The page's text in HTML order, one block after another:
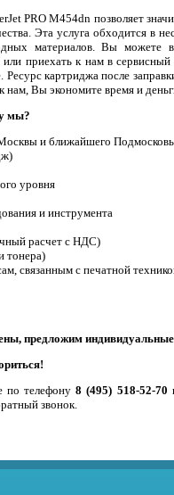
PRO M454dn позволяет
Эта услуга обходится в
материалов. Вы можете
приехать к нам в сервисный
картриджа после
нам, Вы экономите время и
мы?
и ближайшего
уровня
и инструмента
расчет с НДС)
тонера)
связанным с печатной
предложим
по телефону8 (495) 518-52-70
звонок.